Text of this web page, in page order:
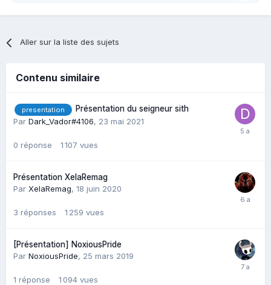
Aller sur la liste des sujets
Contenu similaire
presentation
Présentation du seigneur sith
Par Dark_Vador#4106, 23 mai 2021
0 réponse 1 107 vues
Présentation XelaRemag
Par XelaRemag, 18 juin 2020
3 réponses 1 259 vues
[Présentation] NoxiousPride
Par NoxiousPride, 25 mars 2019
1 réponse 1 094 vues